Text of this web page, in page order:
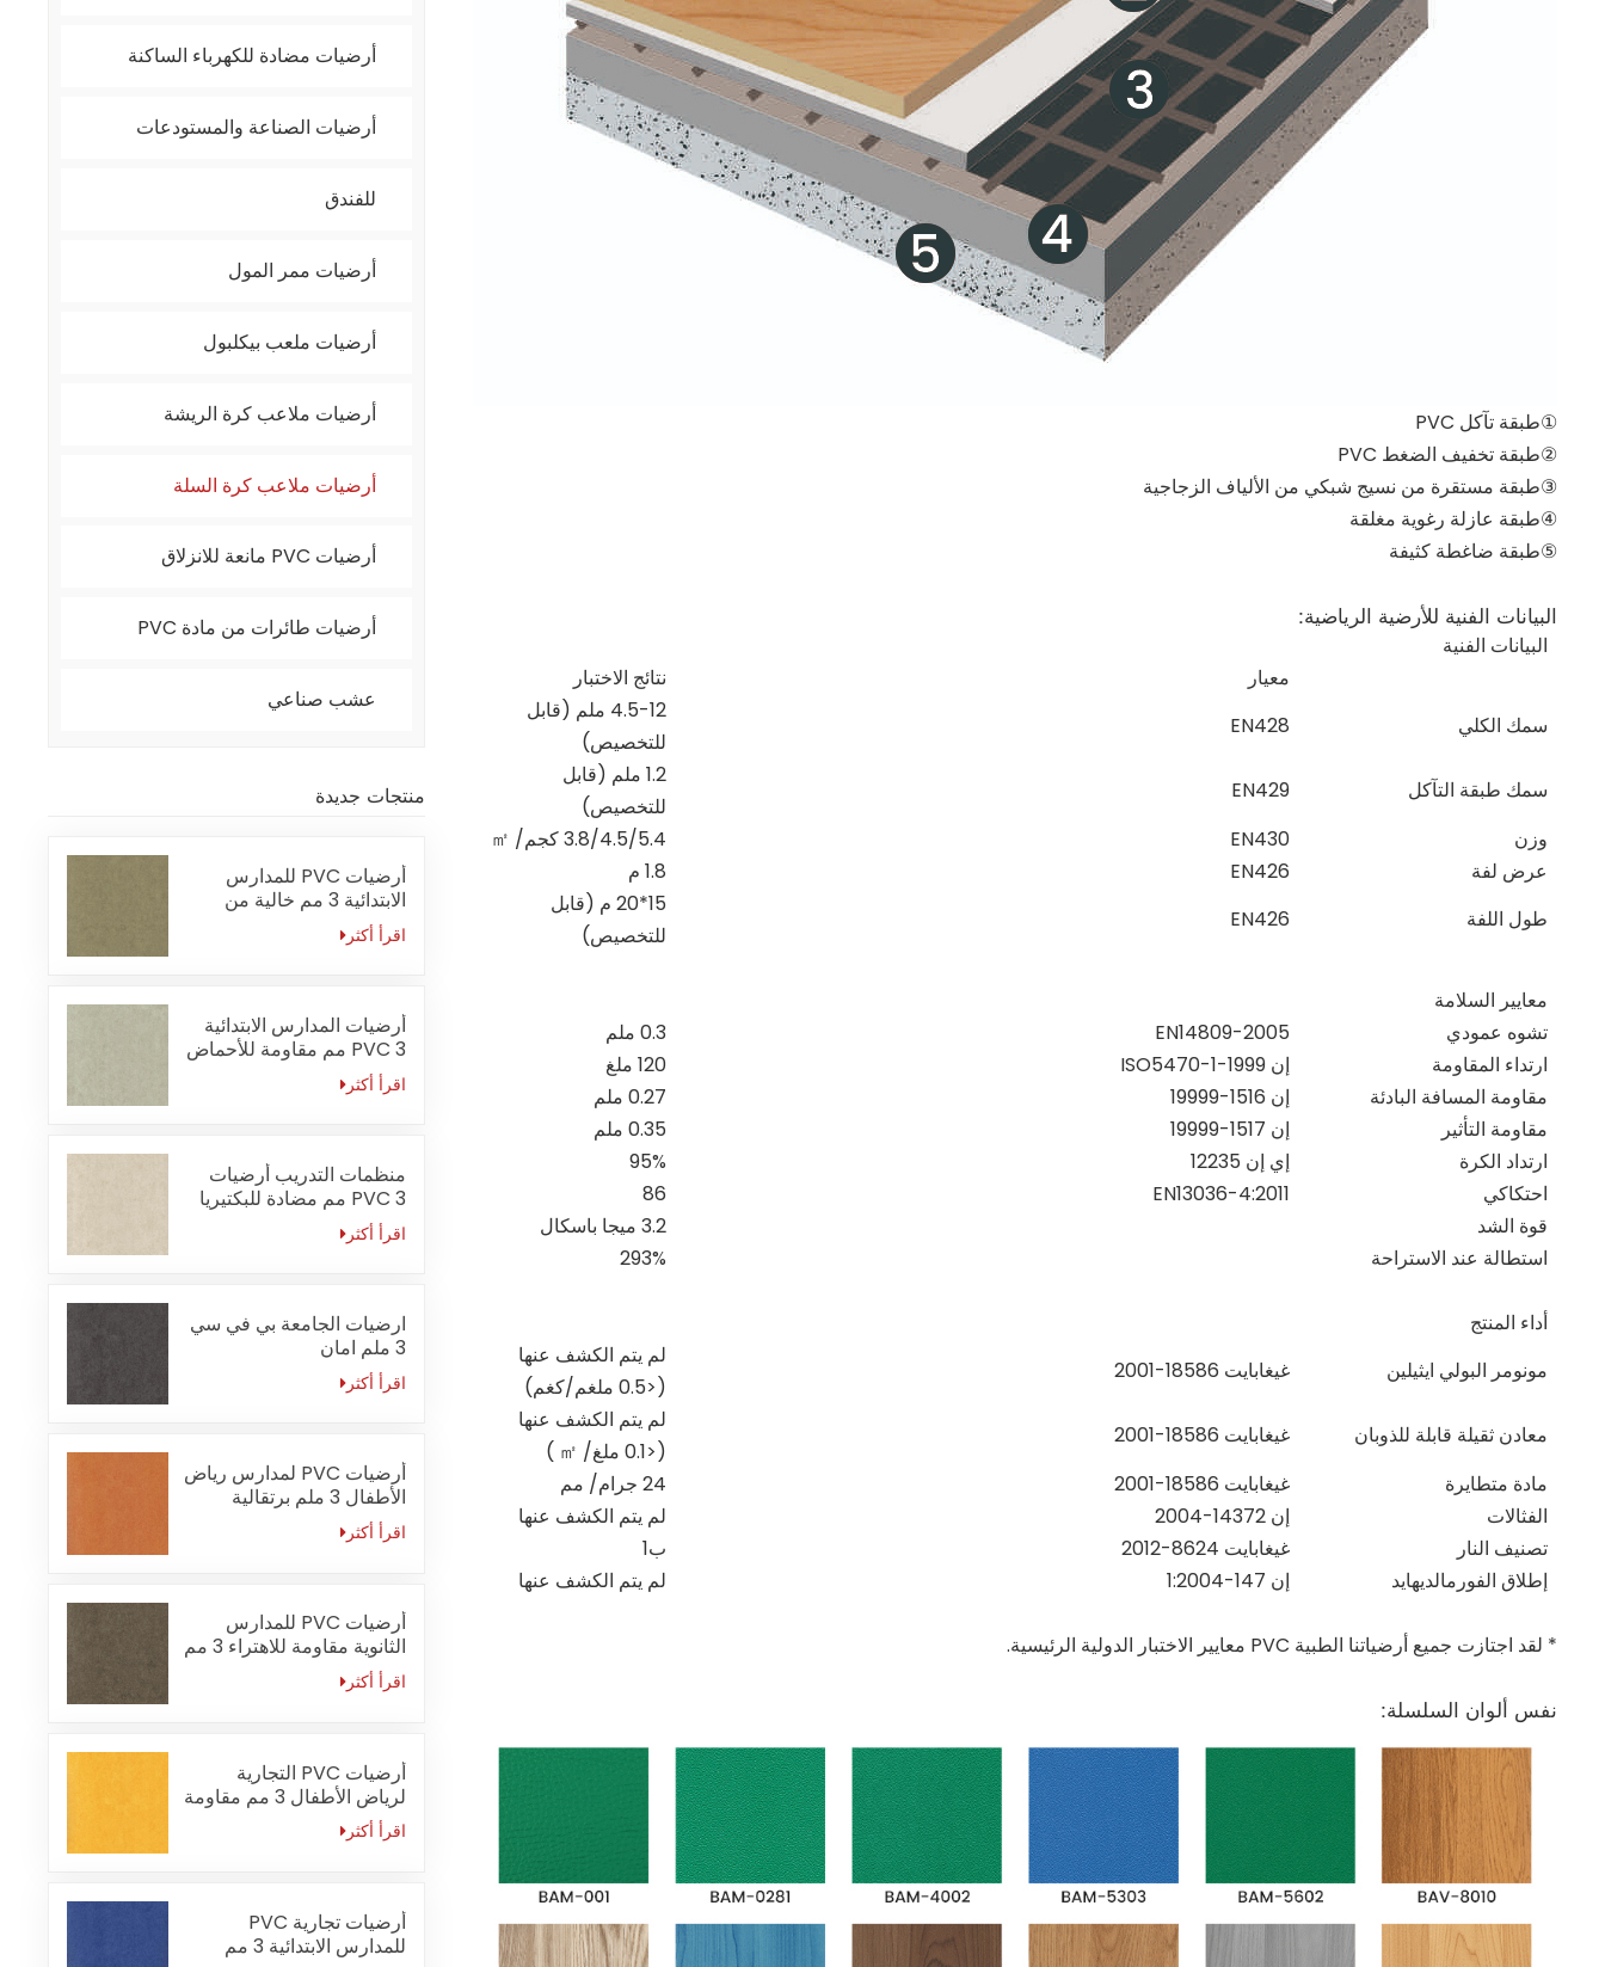
أرضيات مضادة للكهرباء الساكنة
أرضيات الصناعة والمستودعات
للفندق
أرضيات ممر المول
أرضيات ملعب بيكلبول
أرضيات ملاعب كرة الريشة
أرضيات ملاعب كرة السلة
أرضيات PVC مانعة للانزلاق
أرضيات طائرات من مادة PVC
عشب صناعي
منتجات جديدة
أرضيات PVC للمدارس
الابتدائية 3 مم خالية من
الفورمالديهايد
اقرأ أكثر
أرضيات المدارس الابتدائية
PVC 3 مم مقاومة للأحماض
والقلويات
اقرأ أكثر
منظمات التدريب أرضيات
PVC 3 مم مضادة للبكتيريا
اقرأ أكثر
ارضيات الجامعة بي في سي
3 ملم امان
اقرأ أكثر
أرضيات PVC لمدارس رياض
الأطفال 3 ملم برتقالية
مقاومة للحريق
اقرأ أكثر
أرضيات PVC للمدارس
الثانوية مقاومة للاهتراء 3 مم
اقرأ أكثر
أرضيات PVC التجارية
لرياض الأطفال 3 مم مقاومة
للماء
اقرأ أكثر
أرضيات تجارية PVC
للمدارس الابتدائية 3 مم
①طبقة تآكل PVC
②طبقة تخفيف الضغط PVC
③طبقة مستقرة من نسيج شبكي من الألياف الزجاجية
④طبقة عازلة رغوية مغلقة
⑤طبقة ضاغطة كثيفة
البيانات الفنية للأرضية الرياضية:
البيانات الفنية
معيار
نتائج الاختبار
سمك الكلي
EN428
4.5-12 ملم (قابل
للتخصيص)
سمك طبقة التآكل
EN429
1.2 ملم (قابل
للتخصيص)
وزن
EN430 3.8/4.5/5.4 كجم/
㎡
عرض لفة
EN426
1.8 م
طول اللفة
EN426
15*20 م (قابل
للتخصيص)
معايير السلامة
تشوه عمودي
EN14809-2005
0.3 ملم
ارتداء المقاومة
إن ISO5470-1-1999
120 ملغ
مقاومة المسافة البادئة
إن 1516-19999
0.27 ملم
مقاومة التأثير
إن 1517-19999
0.35 ملم
ارتداد الكرة
إي إن 12235
95%
احتكاكي
EN13036-4:2011
86
قوة الشد
3.2 ميجا باسكال
استطالة عند الاستراحة
293%
أداء المنتج
مونومر البولي ايثيلين
غيغابايت 18586-2001
لم يتم الكشف عنها
(<0.5 ملغم/كغم)
معادن ثقيلة قابلة للذوبان
غيغابايت 18586-2001
لم يتم الكشف عنها
(<0.1 ملغ/
㎡
)
مادة متطايرة
غيغابايت 18586-2001 24 جرام/
مم
الفثالات
إن 14372-2004
لم يتم الكشف عنها
تصنيف النار
غيغابايت 8624-2012
ب1
إطلاق الفورمالديهايد
إن 147-1:2004 لم يتم الكشف عنها
* لقد اجتازت جميع أرضياتنا الطبية PVC معايير الاختبار الدولية الرئيسية.
نفس ألوان السلسلة: